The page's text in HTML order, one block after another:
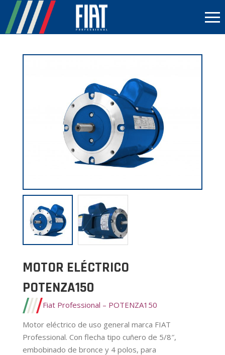
MOTOR ELÉCTRICO
POTENZA150
Fiat Professional – POTENZA150
Motor eléctrico de uso general marca FIAT
Professional. Con flecha tipo cuñero de 5/8″,
embobinado de bronce y 4 polos, para